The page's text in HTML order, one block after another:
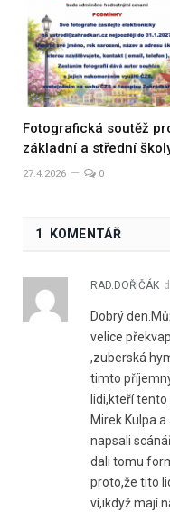
Fotografická soutěž
základní a střední
27.4.2026 0
1 KOMENTÁŘ
RAD.DOŘIČÁK
Dobrý
velice
,zuberská
timto
lidi,kteří
Mirek Kulpa
napsali
dali tomu
proto,že tito
ví,ikdyž mají